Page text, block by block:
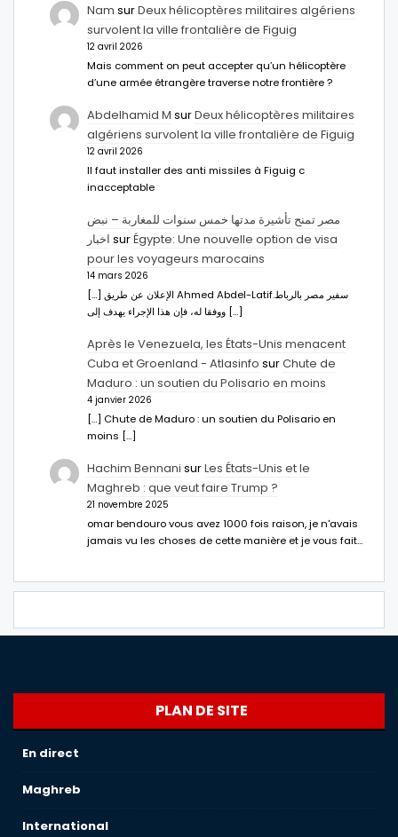
Nam surDeux hélicoptères militaires algériens
survolent la ville frontalière de Figuig
12 avril 2026
Mais comment on peut accepter qu’un hélicoptère
d’une armée étrangère traverse notre frontière ?
Abdelhamid M surDeux hélicoptères militaires
algériens survolent la ville frontalière de Figuig
12 avril 2026
Il faut installer des anti missiles à Figuig c
inacceptable
مصر تمنح تأشيرة مدتها خمس سنوات للمغاربة – نبض
اخبار surÉgypte: Une nouvelle option de visa
pour les voyageurs marocains
14 mars 2026
[…] الإعلان عن طريق Ahmed Abdel-Latifسفير مصر بالرباط.
ووفقا له، فإن هذا الإجراء يهدف إلى […]
Après le Venezuela, les États-Unis menacent
Cuba et Groenland - Atlasinfo surChute de
Maduro : un soutien du Polisario en moins
4 janvier 2026
[…] Chute de Maduro : un soutien du Polisario en
moins […]
Hachim Bennani surLes États-Unis et le
Maghreb : que veut faire Trump ?
21 novembre 2025
omar bendouro vous avez 1000 fois raison, je n'avais
jamais vu les choses de cette manière et je vous fait…
PLAN DE SITE
En direct
Maghreb
International